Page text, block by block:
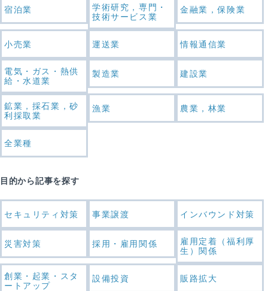
宿泊業
学術研究，専門・
技術サービス業
金融業，保険業
小売業 運送業 情報通信業
電気・ガス・熱供
給・水道業
製造業 建設業
鉱業，採石業，砂
利採取業
漁業 農業，林業
全業種
目的から記事を探す
セキュリティ対策 事業譲渡 インバウンド対策
災害対策 採用・雇用関係
雇用定着（福利厚
生）関係
創業・起業・スタ
ートアップ
設備投資 販路拡大